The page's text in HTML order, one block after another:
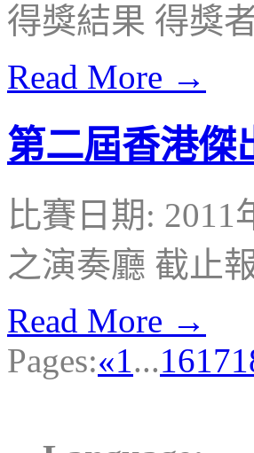
得獎結果 得獎
Read More →
第二屆香港傑
比賽日期:
之演奏廳 截止
Read More →
Pages:«1...1617